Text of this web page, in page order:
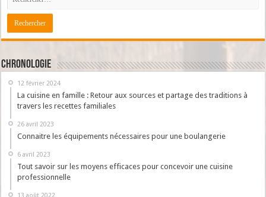
Chronologie
12 février 2024
La cuisine en famille : Retour aux sources et partage des traditions à
travers les recettes familiales
26 avril 2023
Connaitre les équipements nécessaires pour une boulangerie
6 avril 2023
Tout savoir sur les moyens efficaces pour concevoir une cuisine
professionnelle
13 août 2022